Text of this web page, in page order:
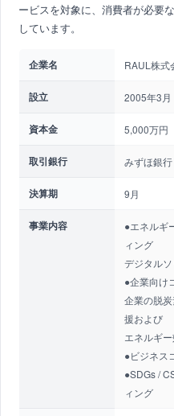
ービスを対象に、消費者が必要
しています。
企業名 RAUL株式
設立 2005年3月
資本金 5,000万円
取引銀行 みずほ銀
決算期 9月
事業内容
●エネルギ
ィング
デジタル
●企業向け
企業の脱
援および
エネルギ
●ビジネス
●SDGs /
ィング